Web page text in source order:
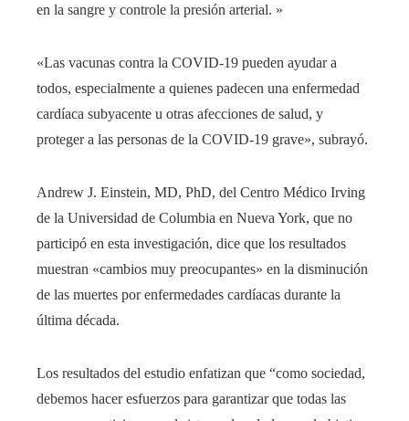
en la sangre y controle la presión arterial. »
«Las vacunas contra la COVID-19 pueden ayudar a
todos, especialmente a quienes padecen una enfermedad
cardíaca subyacente u otras afecciones de salud, y
proteger a las personas de la COVID-19 grave», subrayó.
Andrew J. Einstein, MD, PhD, del Centro Médico Irving
de la Universidad de Columbia en Nueva York, que no
participó en esta investigación, dice que los resultados
muestran «cambios muy preocupantes» en la disminución
de las muertes por enfermedades cardíacas durante la
última década.
Los resultados del estudio enfatizan que “como sociedad,
debemos hacer esfuerzos para garantizar que todas las